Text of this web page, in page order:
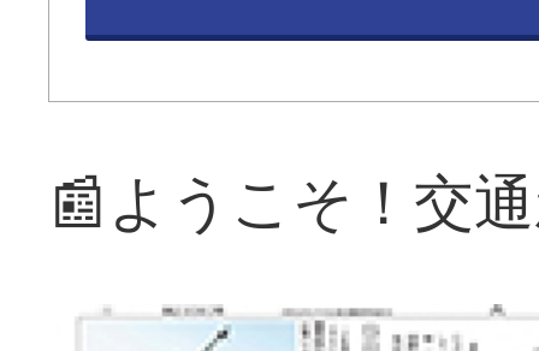
📰ようこそ！交